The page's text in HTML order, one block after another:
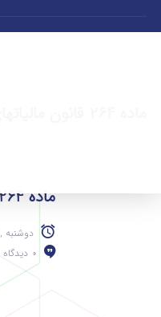
ماده 264 قانون مالیاتهای مستقیم
دوشنبه , 23 تیر 1404
0 دیدگاه